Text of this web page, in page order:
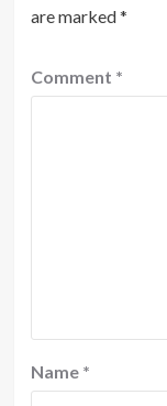
are marked*
Comment *
Name *